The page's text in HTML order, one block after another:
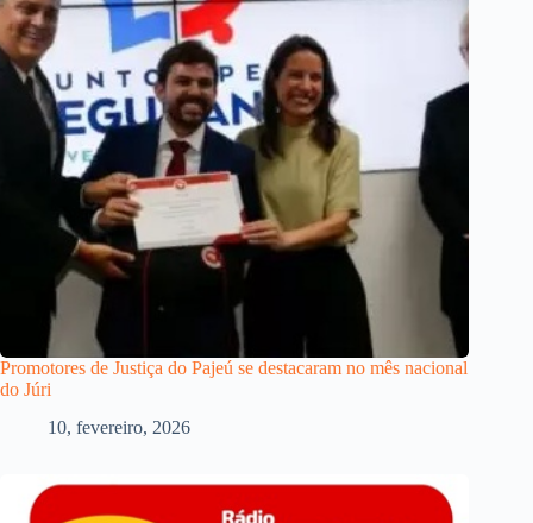
Promotores de Justiça do Pajeú se destacaram no mês nacional
do Júri
10, fevereiro, 2026